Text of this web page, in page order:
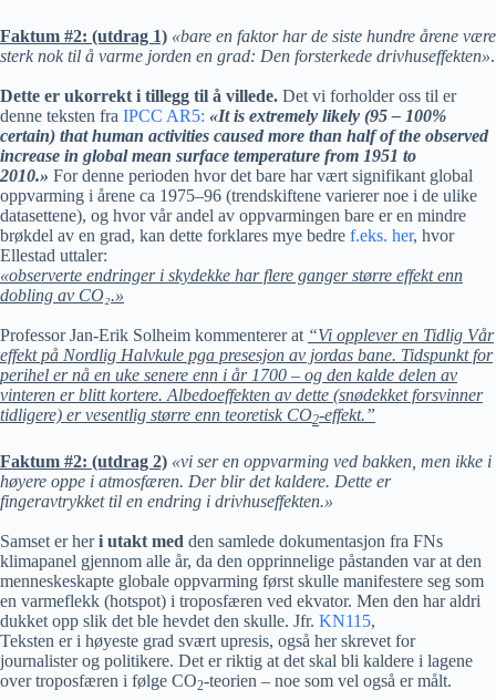
Faktum #2: (utdrag 1) «bare en faktor har de siste hundre årene være
sterk nok til å varme jorden en grad: Den forsterkede drivhuseffekten».
Dette er ukorrekt i tillegg til å villede. Det vi forholder oss til er
denne teksten fra IPCC AR5: «It is extremely likely (95 – 100%
certain) that human activities caused more than half of the observed
increase in global mean surface temperature from 1951 to
2010.» For denne perioden hvor det bare har vært signifikant global
oppvarming i årene ca 1975–96 (trendskiftene varierer noe i de ulike
datasettene), og hvor vår andel av oppvarmingen bare er en mindre
brøkdel av en grad, kan dette forklares mye bedre f.eks. her, hvor
Ellestad uttaler:
«observerte endringer i skydekke har flere ganger større effekt enn
dobling av CO₂.»
Professor Jan-Erik Solheim kommenterer at “Vi opplever en Tidlig Vår
effekt på Nordlig Halvkule pga presesjon av jordas bane. Tidspunkt for
perihel er nå en uke senere enn i år 1700 – og den kalde delen av
vinteren er blitt kortere. Albedoeffekten av dette (snødekket forsvinner
tidligere) er vesentlig større enn teoretisk CO2-effekt.”
Faktum #2: (utdrag 2) «vi ser en oppvarming ved bakken, men ikke i
høyere oppe i atmosfæren. Der blir det kaldere. Dette er
fingeravtrykket til en endring i drivhuseffekten.»
Samset er heri utakt med den samlede dokumentasjon fra FNs
klimapanel gjennom alle år, da den opprinnelige påstanden var at den
menneskeskapte globale oppvarming først skulle manifestere seg som
en varmeflekk (hotspot) i troposfæren ved ekvator. Men den har aldri
dukket opp slik det ble hevdet den skulle. Jfr. KN115,
Teksten er i høyeste grad svært upresis, også her skrevet for
journalister og politikere. Det er riktig at det skal bli kaldere i lagene
over troposfæren i følge CO2-teorien – noe som vel også er målt.